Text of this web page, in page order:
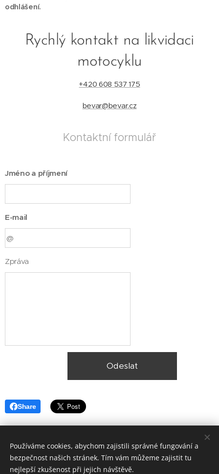
odhlášení.
Rychlý kontakt na likvidaci
motocyklu
+420 608 537 175
bevar@bevar.cz
Kontaktní formulář
Jméno a příjmení
E-mail
Zpráva
Odeslat
Share
Používáme cookies, abychom zajistili správné fungování a
bezpečnost našich stránek. Tím vám můžeme zajistit tu
nejlepší zkušenost při jejich návštěvě.